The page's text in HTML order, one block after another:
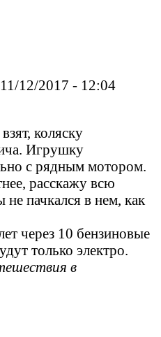
12/2017 - 12:04
коляску
Игрушку
с рядным мотором.
расскажу всю
пачкался в нем, как
через 10 бензиновые
только электро.
в